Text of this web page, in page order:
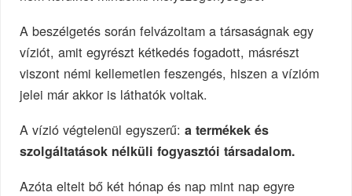
A beszélgetés során felvázoltam a társaságnak egy
víziót, amit egyrészt kétkedés fogadott, másrészt
viszont némi kellemetlen feszengés, hiszen a vízióm
jelei már akkor is láthatók voltak.
A vízió végtelenül egyszerű:a termékek és
szolgáltatások nélküli fogyasztói társadalom.
Azóta eltelt bő két hónap és nap mint nap egyre